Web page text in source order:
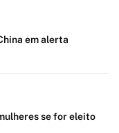
em alerta
se for eleito